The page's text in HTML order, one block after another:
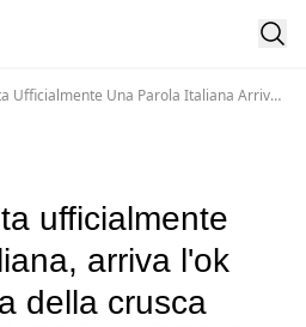
Ufficialmente Una Parola Italiana Arriva
ufficialmente
arriva l'ok
della crusca